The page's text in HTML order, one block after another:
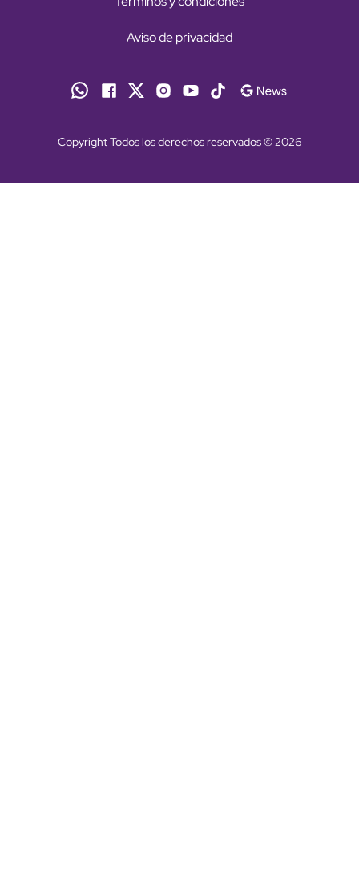
Aviso de privacidad
Copyright Todos los derechos reservados © 2026